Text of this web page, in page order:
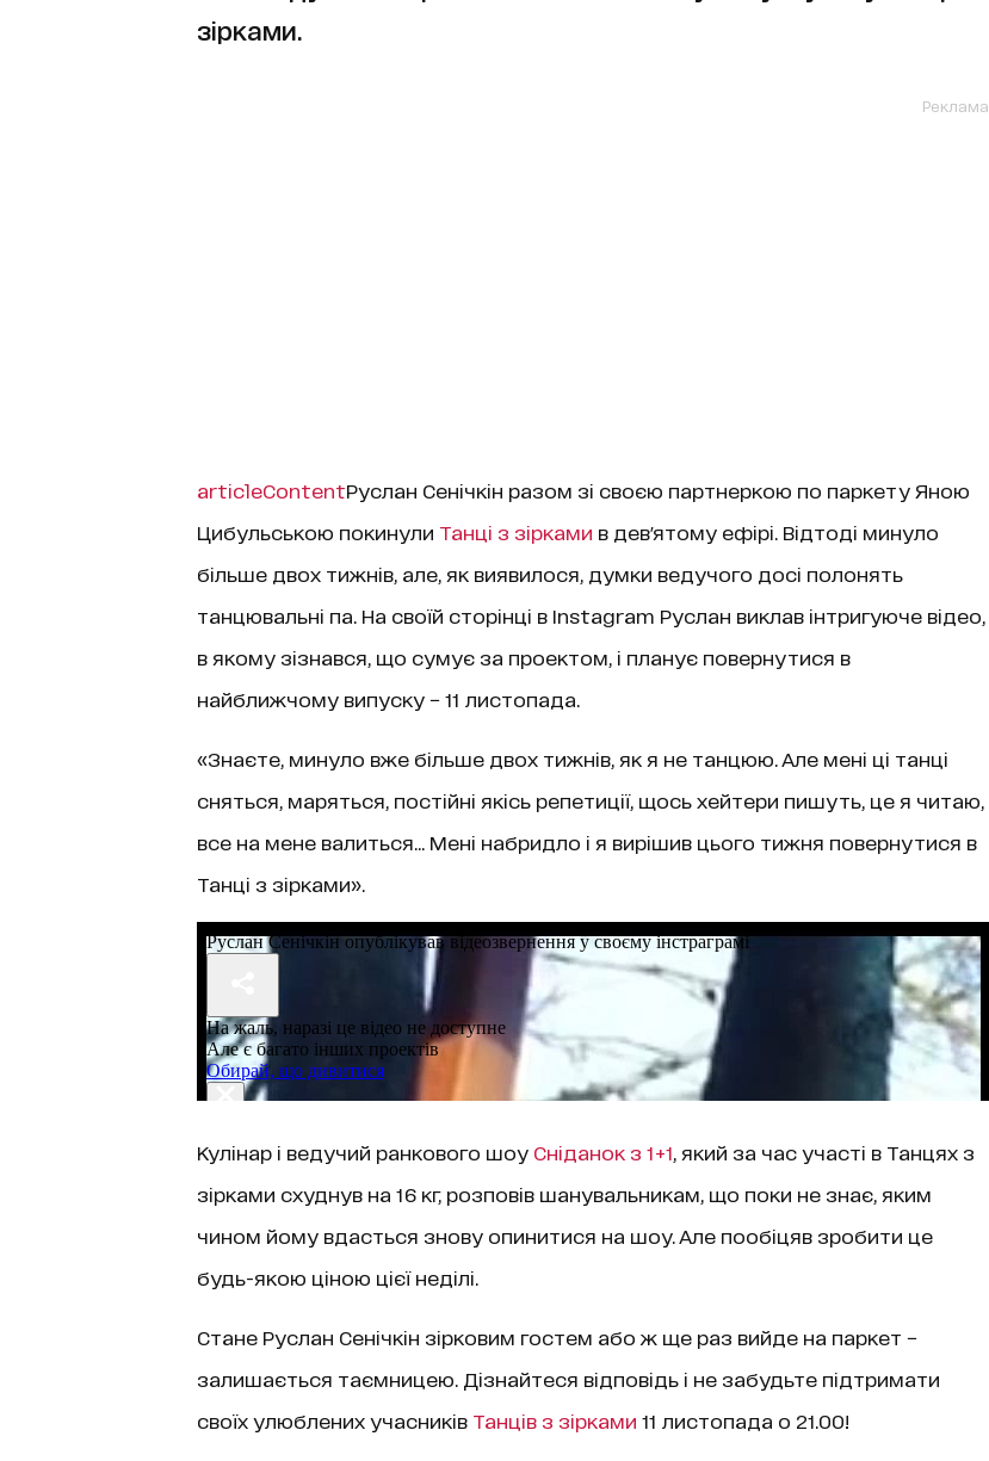
зірками.
Реклама
articleContentРуслан Сенічкін разом зі своєю партнеркою по паркету Яною
Цибульською покинули Танці з зірками в дев'ятому ефірі. Відтоді минуло
більше двох тижнів, але, як виявилося, думки ведучого досі полонять
танцювальні па. На своїй сторінці в Instagram Руслан виклав інтригуюче відео,
в якому зізнався, що сумує за проектом, і планує повернутися в
найближчому випуску − 11 листопада.
«Знаєте, минуло вже більше двох тижнів, як я не танцюю. Але мені ці танці
сняться, маряться, постійні якісь репетиції, щось хейтери пишуть, це я читаю,
все на мене валиться... Мені набридло і я вирішив цього тижня повернутися в
Танці з зірками».
Кулінар і ведучий ранкового шоу Сніданок з 1+1 , який за час участі в Танцях з
зірками схуднув на 16 кг, розповів шанувальникам, що поки не знає, яким
чином йому вдасться знову опинитися на шоу. Але пообіцяв зробити це
будь-якою ціною цієї неділі.
Стане Руслан Сенічкін зірковим гостем або ж ще раз вийде на паркет −
залишається таємницею. Дізнайтеся відповідь і не забудьте підтримати
своїх улюблених учасників Танців з зірками 11 листопада о 21.00!